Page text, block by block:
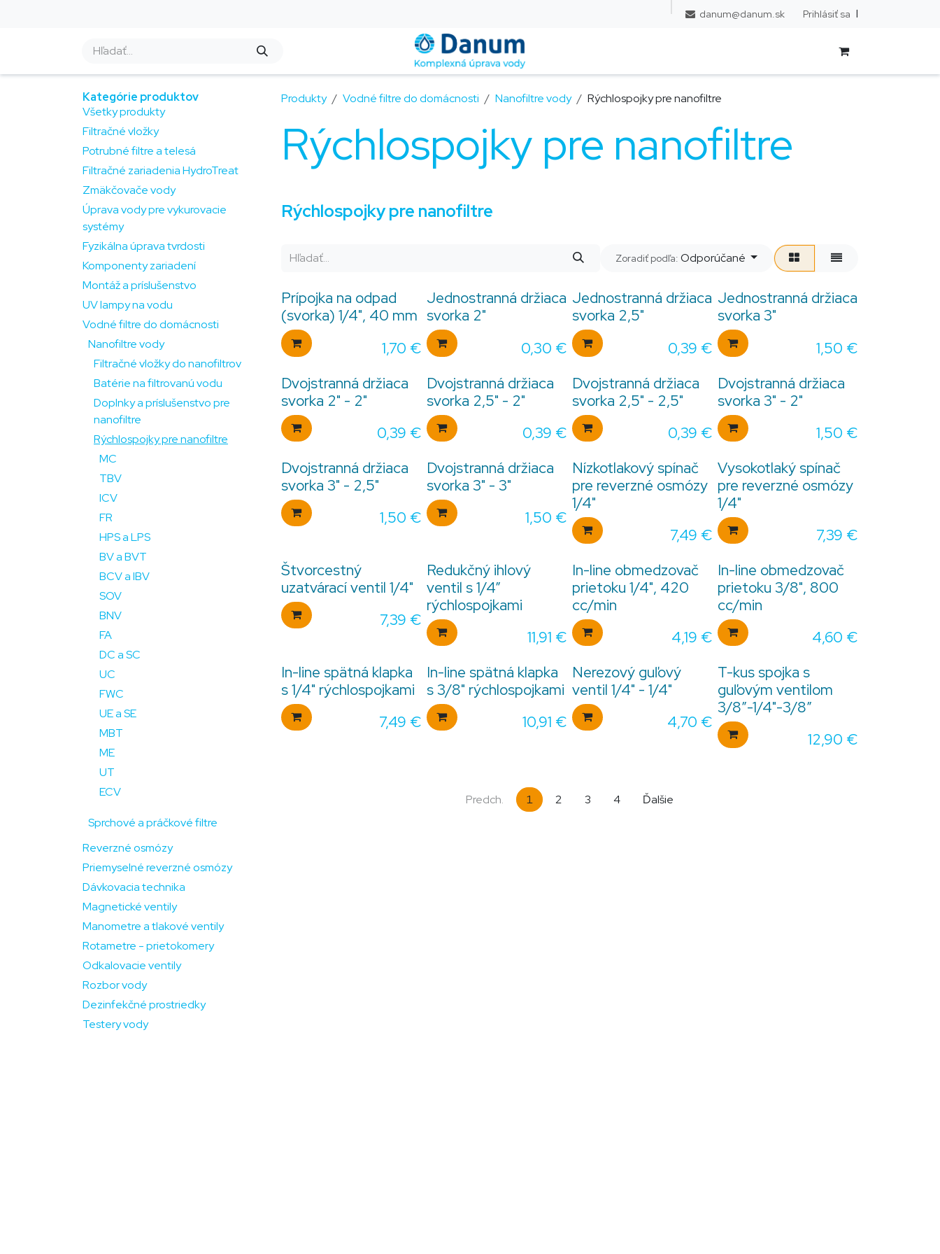
danum@danum.sk Prihlásiť sa l
Kategórie produktov
Všetky produkty
Filtračné vložky
Potrubné filtre a telesá
Filtračné zariadenia HydroTreat
Zmäkčovače vody
Úprava vody pre vykurovacie
systémy
Fyzikálna úprava tvrdosti
Komponenty zariadení
Montáž a príslušenstvo
UV lampy na vodu
Vodné filtre do domácnosti
Nanofiltre vody
Filtračné vložky do nanofiltrov
Batérie na filtrovanú vodu
Doplnky a príslušenstvo pre
nanofiltre
Rýchlospojky pre nanofiltre
MC
TBV
ICV
FR
HPS a LPS
BV a BVT
BCV a IBV
SOV
BNV
FA
DC a SC
UC
FWC
UE a SE
MBT
ME
UT
ECV
Sprchové a práčkové filtre
Reverzné osmózy
Priemyselné reverzné osmózy
Dávkovacia technika
Magnetické ventily
Manometre a tlakové ventily
Rotametre - prietokomery
Odkalovacie ventily
Rozbor vody
Dezinfekčné prostriedky
Testery vody
Produkty Vodné filtre do domácnosti Nanofiltre vody Rýchlospojky pre nanofiltre
Rýchlospojky pre nanofiltre
Rýchlospojky pre nanofiltre
Zoradiť podľa: Odporúčané
Prípojka na odpad
(svorka) 1/4", 40 mm
1,70 €
Jednostranná držiaca
svorka 2"
0,30 €
Jednostranná držiaca
svorka 2,5"
0,39 €
Jednostranná držiaca
svorka 3"
1,50 €
Dvojstranná držiaca
svorka 2" - 2"
0,39 €
Dvojstranná držiaca
svorka 2,5" - 2"
0,39 €
Dvojstranná držiaca
svorka 2,5" - 2,5"
0,39 €
Dvojstranná držiaca
svorka 3" - 2"
1,50 €
Dvojstranná držiaca
svorka 3" - 2,5"
1,50 €
Dvojstranná držiaca
svorka 3" - 3"
1,50 €
Nízkotlakový spínač
pre reverzné osmózy
1/4"
7,49 €
Vysokotlaký spínač
pre reverzné osmózy
1/4"
7,39 €
Štvorcestný
uzatvárací ventil 1/4"
7,39 €
Redukčný ihlový
ventil s 1/4”
rýchlospojkami
11,91 €
In-line obmedzovač
prietoku 1/4", 420
cc/min
4,19 €
In-line obmedzovač
prietoku 3/8", 800
cc/min
4,60 €
In-line spätná klapka
s 1/4" rýchlospojkami
7,49 €
In-line spätná klapka
s 3/8" rýchlospojkami
10,91 €
Nerezový guľový
ventil 1/4" - 1/4"
4,70 €
T-kus spojka s
guľovým ventilom
3/8”-1/4"-3/8”
12,90 €
Predch. 1 2 3 4 Ďalšie